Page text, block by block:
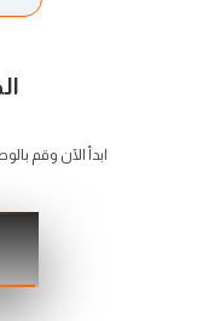
الخطوه 3
ابدأ الآن وقم بالوصول